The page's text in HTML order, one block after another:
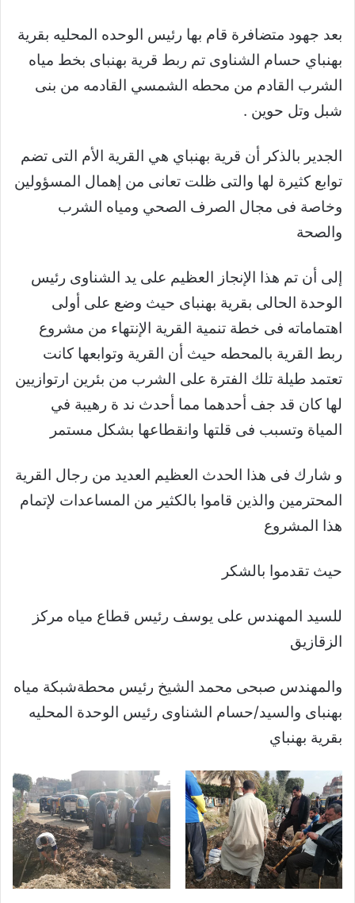
بعد جهود متضافرة قام بها رئيس الوحده المحليه بقرية
بهنباي حسام الشناوى تم ربط قرية بهنباى بخط مياه
الشرب القادم من محطه الشمسي القادمه من بنى
شبل وتل حوين .
الجدير بالذكر أن قرية بهنباي هي القرية الأم التى تضم
توابع كثيرة لها والتى ظلت تعانى من إهمال المسؤولين
وخاصة فى مجال الصرف الصحي ومياه الشرب
والصحة
إلى أن تم هذا الإنجاز العظيم على يد الشناوى رئيس
الوحدة الحالى بقرية بهنباى حيث وضع على أولى
اهتماماته فى خطة تنمية القرية الإنتهاء من مشروع
ربط القرية بالمحطه حيث أن القرية وتوابعها كانت
تعتمد طيلة تلك الفترة على الشرب من بئرين ارتوازيين
لها كان قد جف أحدهما مما أحدث ند ة رهيبة في
المياة وتسبب فى قلتها وانقطاعها بشكل مستمر
و شارك فى هذا الحدث العظيم العديد من رجال القرية
المحترمين والذين قاموا بالكثير من المساعدات لإتمام
هذا المشروع
حيث تقدموا بالشكر
للسيد المهندس على يوسف رئيس قطاع مياه مركز
الزقازيق
والمهندس صبحى محمد الشيخ رئيس محطةشبكة مياه
بهنباى والسيد/حسام الشناوى رئيس الوحدة المحليه
بقرية بهنباي